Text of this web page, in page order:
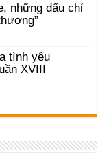
những dấu chỉ
tình yêu
XVIII